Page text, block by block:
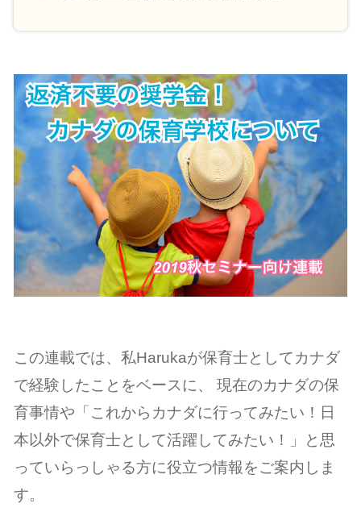
この連載では、私Harukaが保育士としてカナダ
で経験したことをベースに、 現在のカナダの保
育事情や「これからカナダに行ってみたい！日
本以外で保育士として活躍してみたい！」と思
っていらっしゃる方に役立つ情報をご案内しま
す。